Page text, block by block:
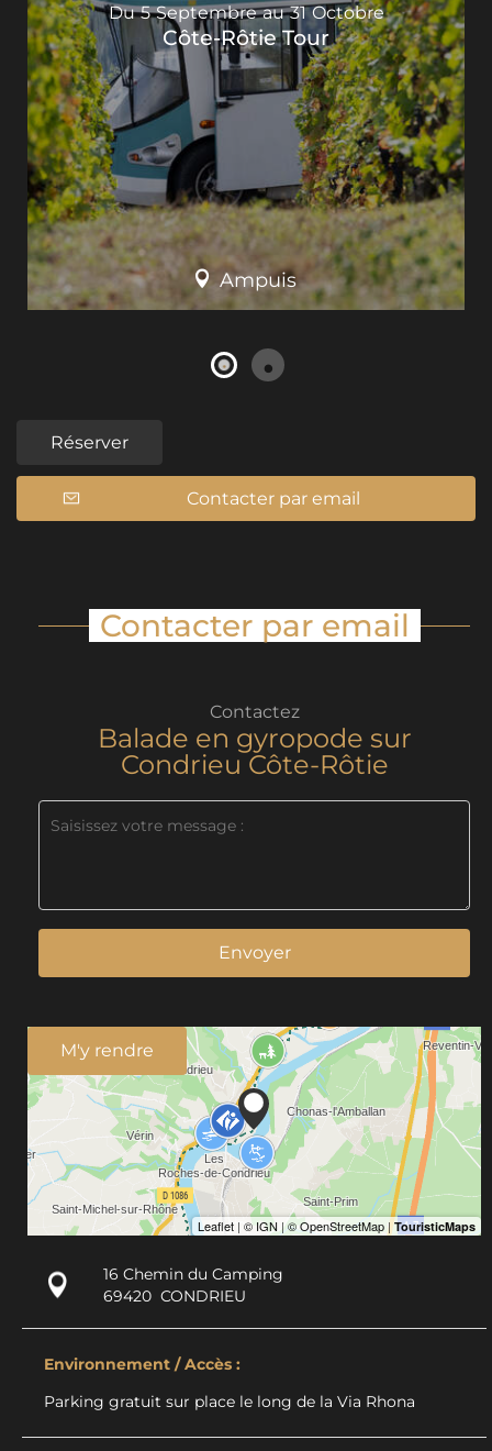
Du 5 Septembre au 31 Octobre
Côte-Rôtie Tour
Ampuis
Réserver
Contacter par email
Contacter par email
Contactez
Balade en gyropode sur
Condrieu Côte-Rôtie
Envoyer
M'y rendre
16 Chemin du Camping
69420 CONDRIEU
Environnement / Accès :
Parking gratuit sur place le long de la Via Rhona